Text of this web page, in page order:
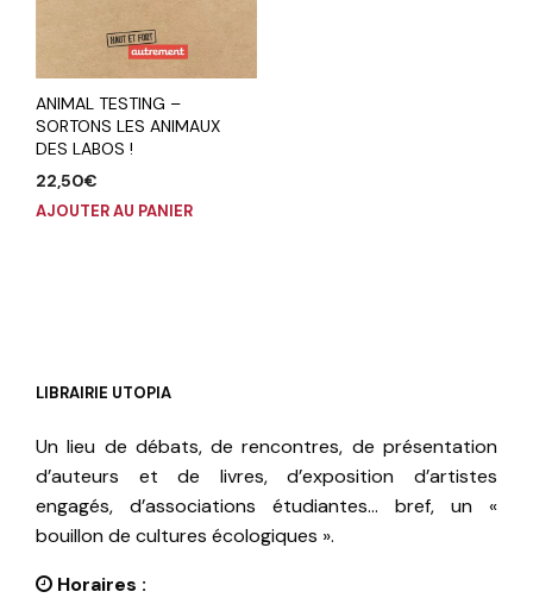
ANIMAL TESTING –
SORTONS LES ANIMAUX
DES LABOS !
22,50€
AJOUTER AU PANIER
LIBRAIRIE UTOPIA
Un lieu de débats, de rencontres, de présentation
d’auteurs et de livres, d’exposition d’artistes
engagés, d’associations étudiantes… bref, un «
bouillon de cultures écologiques ».
Horaires :